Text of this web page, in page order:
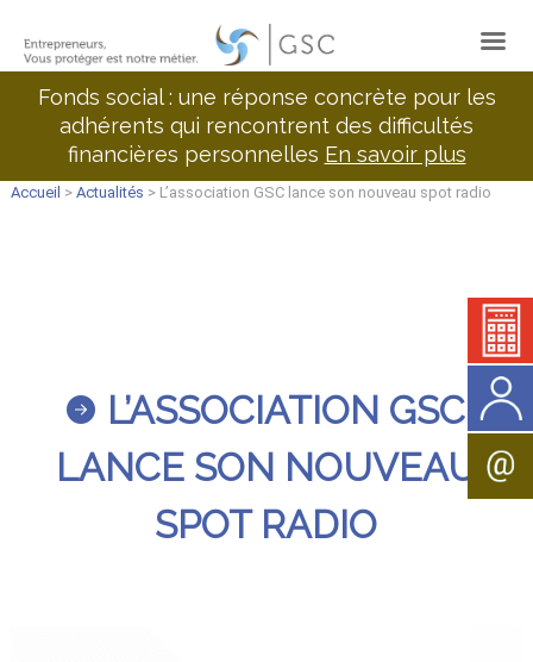
Fonds social : une réponse concrète pour les
adhérents qui rencontrent des difficultés
financières personnelles En savoir plus
Accueil > Actualités > L’association GSC lance son nouveau spot radio
L’ASSOCIATION GSC
LANCE SON NOUVEAU
SPOT RADIO